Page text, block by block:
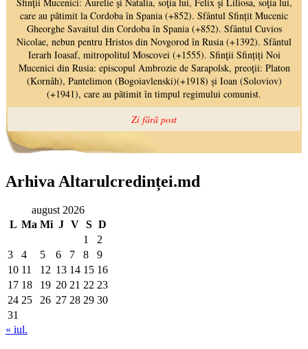
Arhiva Altarulcredinței.md
august 2026
L Ma Mi J V S D
1
2
3
4 5 6 7 8
9
10 11 12 13 14 15 16
17 18 19 20 21 22 23
24 25 26 27 28 29 30
31
« iul.